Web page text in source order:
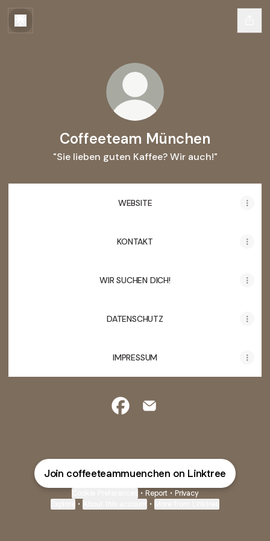
Coffeeteam München
"Sie lieben guten Kaffee? Wir auch!"
WEBSITE
KONTAKT
WIR SUCHEN DICH!
DATENSCHUTZ
IMPRESSUM
Join coffeeteammuenchen on Linktree
• Report • Privacy
• •